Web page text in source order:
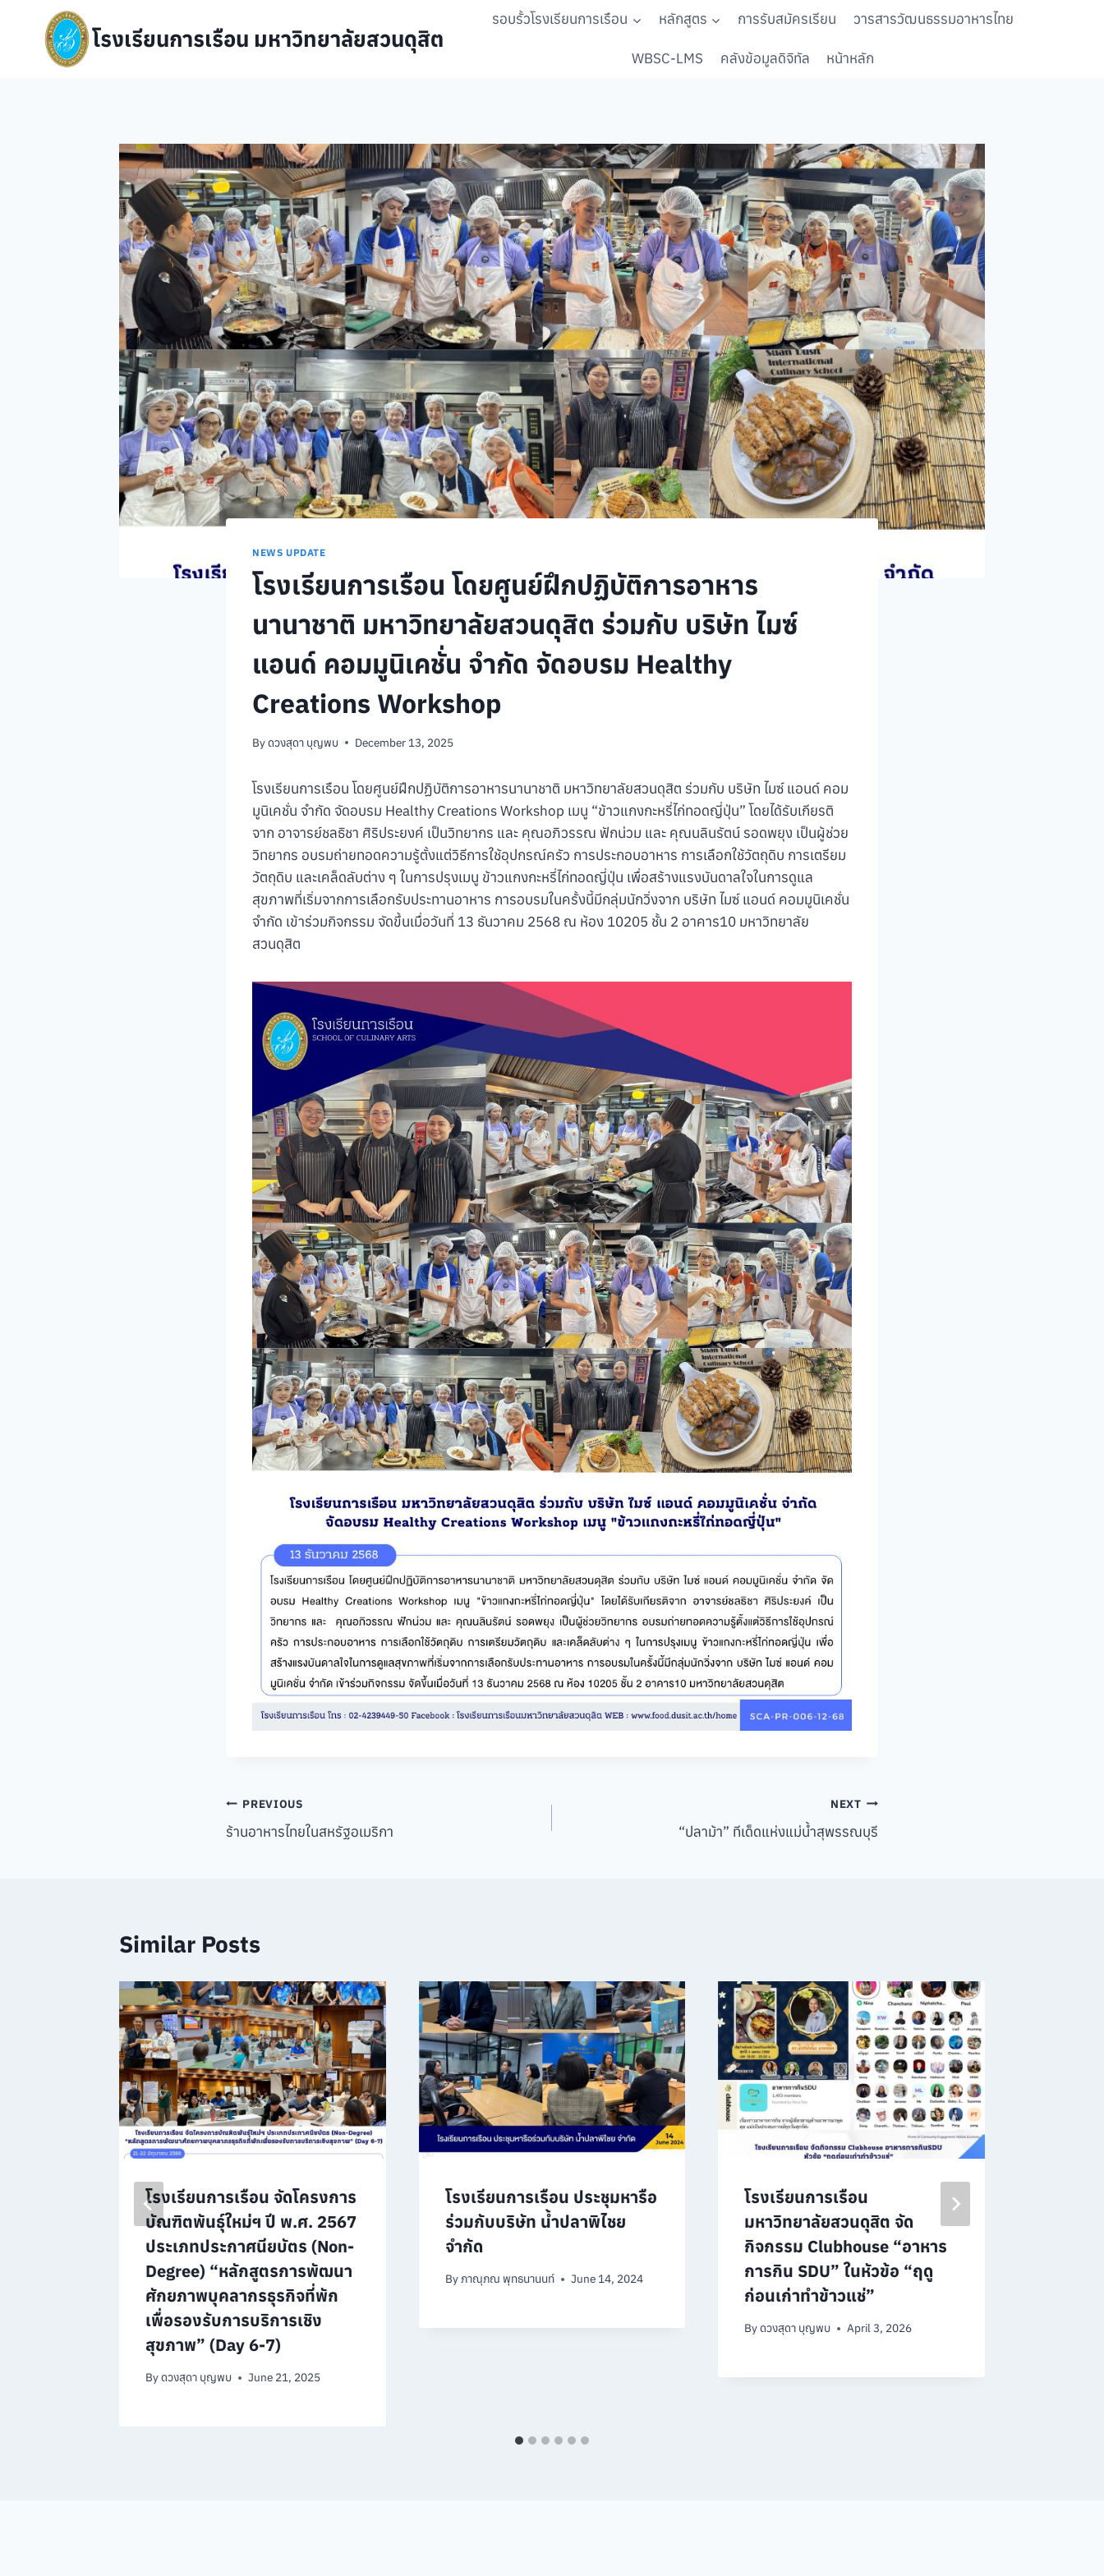
content
โรงเรียนการเรือน มหาวิทยาลัยสวนดุสิต
รอบรั้วโรงเรียนการเรือน หลักสูตร การรับสมัครเรียน วารสารวัฒนธรรมอาหารไทย
WBSC-LMS คลังข้อมูลดิจิทัล หน้าหลัก
NEWS UPDATE
โรงเรียนการเรือน โดยศูนย์ฝึกปฏิบัติการอาหาร
นานาชาติ มหาวิทยาลัยสวนดุสิต ร่วมกับ บริษัท ไมซ์
แอนด์ คอมมูนิเคชั่น จำกัด จัดอบรม Healthy
Creations Workshop
Byดวงสุดา บุญพบ December 13, 2025
โรงเรียนการเรือน โดยศูนย์ฝึกปฏิบัติการอาหารนานาชาติ มหาวิทยาลัยสวนดุสิต ร่วมกับ บริษัท ไมซ์ แอนด์ คอม
มูนิเคชั่น จำกัด จัดอบรม Healthy Creations Workshop เมนู “ข้าวแกงกะหรี่ไก่ทอดญี่ปุ่น” โดยได้รับเกียรติ
จาก อาจารย์ชลธิชา ศิริประยงค์ เป็นวิทยากร และ คุณอภิวรรณ ฟักน่วม และ คุณนลินรัตน์ รอดพยุง เป็นผู้ช่วย
วิทยากร อบรมถ่ายทอดความรู้ตั้งแต่วิธีการใช้อุปกรณ์ครัว การประกอบอาหาร การเลือกใช้วัตถุดิบ การเตรียม
วัตถุดิบ และเคล็ดลับต่าง ๆ ในการปรุงเมนู ข้าวแกงกะหรี่ไก่ทอดญี่ปุ่น เพื่อสร้างแรงบันดาลใจในการดูแล
สุขภาพที่เริ่มจากการเลือกรับประทานอาหาร การอบรมในครั้งนี้มีกลุ่มนักวิ่งจาก บริษัท ไมซ์ แอนด์ คอมมูนิเคชั่น
จำกัด เข้าร่วมกิจกรรม จัดขึ้นเมื่อวันที่ 13 ธันวาคม 2568 ณ ห้อง 10205 ชั้น 2 อาคาร10 มหาวิทยาลัย
สวนดุสิต
Post
navigation
PREVIOUS
ร้านอาหารไทยในสหรัฐอเมริกา
NEXT
“ปลาม้า” ทีเด็ดแห่งแม่น้ำสุพรรณบุรี
Similar Posts
โรงเรียนการเรือน จัดโครงการ
บัณฑิตพันธุ์ใหม่ฯ ปี พ.ศ. 2567
ประเภทประกาศนียบัตร (Non-
Degree) “หลักสูตรการพัฒนา
ศักยภาพบุคลากรธุรกิจที่พัก
เพื่อรองรับการบริการเชิง
สุขภาพ” (Day 6-7)
Byดวงสุดา บุญพบ June 21, 2025
โรงเรียนการเรือน ประชุมหารือ
ร่วมกับบริษัท น้ำปลาพิไชย
จำกัด
Byภาณุภณ พุทธนานนท์ June 14, 2024
โรงเรียนการเรือน
มหาวิทยาลัยสวนดุสิต จัด
กิจกรรม Clubhouse “อาหาร
การกิน SDU” ในหัวข้อ “ฤดู
ก่อนเก่าทำข้าวแช่”
Byดวงสุดา บุญพบ April 3, 2026